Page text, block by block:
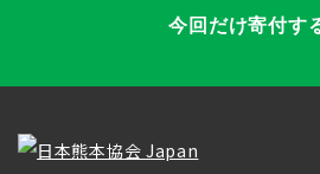
今回だけ寄付す